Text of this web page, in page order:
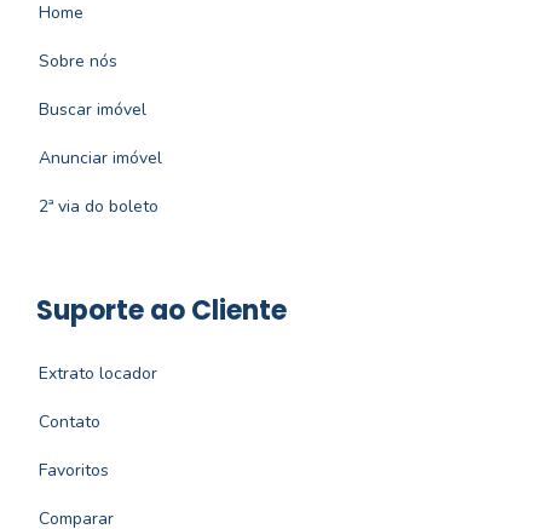
Home
Sobre nós
Buscar imóvel
Anunciar imóvel
2ª via do boleto
Suporte ao Cliente
Extrato locador
Contato
Favoritos
Comparar